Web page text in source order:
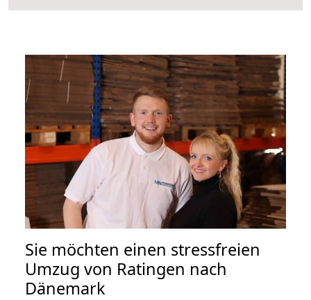
Sie möchten einen stressfreien
Umzug von Ratingen nach
Dänemark